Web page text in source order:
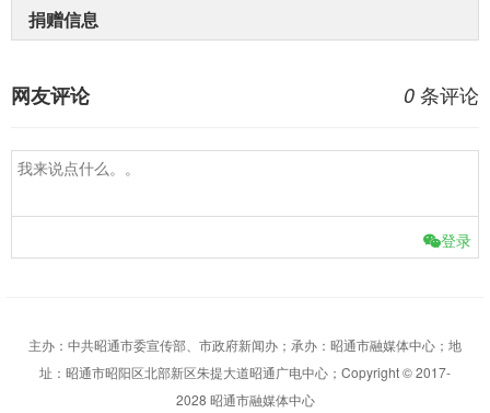
捐赠信息
0 条评论
网友评论
登录
主办：中共昭通市委宣传部、市政府新闻办；承办：昭通市融媒体中心；地
址：昭通市昭阳区北部新区朱提大道昭通广电中心；Copyright © 2017-
2028 昭通市融媒体中心